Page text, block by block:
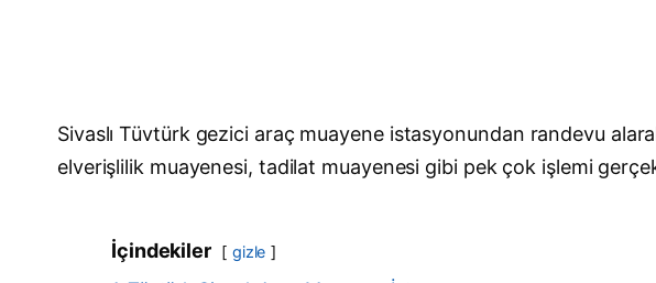
Sivaslı Tüvtürk gezici araç muayene istasyonundan randevu
elverişlilik muayenesi, tadilat muayenesi gibi pek çok işlemi
İçindekiler gizle